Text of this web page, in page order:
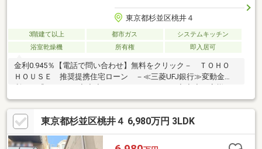
東京都杉並区桃井４
3階建て以上 都市ガス
システムキッチン
浴室乾燥機
所有権 即入居可
金利0.945％【電話で問い合わせ】無料をクリック－ ＴＯＨＯ
ＨＯＵＳＥ 推奨提携住宅ローン －≪三菱UFJ銀行≫変動金
「不安」や「悩み」を解決して、将来の暮らしの「安心」を守る
お手伝いをさせていただきます。生涯FPによるライフプラン設計
サービスが御座います。
東京都杉並区桃井４ 6,980万円 3LDK